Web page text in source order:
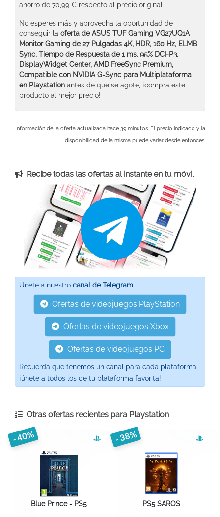
ahorro de 70,99 € respecto al precio original
No esperes más y aprovecha la oportunidad de
conseguir la oferta de ASUS TUF Gaming VG27UQ1A
Monitor Gaming de 27 Pulgadas 4K, HDR, 160 Hz, ELMB
Sync, Tiempo de Respuesta de 1 ms, 95% DCI-P3,
DisplayWidget Center, AMD FreeSync Premium,
Compatible con NVIDIA G-Sync para Multiplataforma
en Playstation antes de que se agote, ¡compra este
producto al mejor precio!
Información de la oferta actualizada hace 39 minutos. El precio indicado y la
disponibilidad de la misma puede variar desde entonces.
Recibe todas las ofertas al instante en tu móvil
Únete a nuestro canal de Telegram
Ofertas de videojuegos PlayStation
Ofertas de videojuegos Xbox
Ofertas de videojuegos PC
Recuerda que tenemos un canal para cada plataforma,
¡únete a todos los de tu plataforma favorita!
Otras ofertas recientes para Playstation
- 40%
Blue Prince - PS5
- 38%
PS5 SAROS